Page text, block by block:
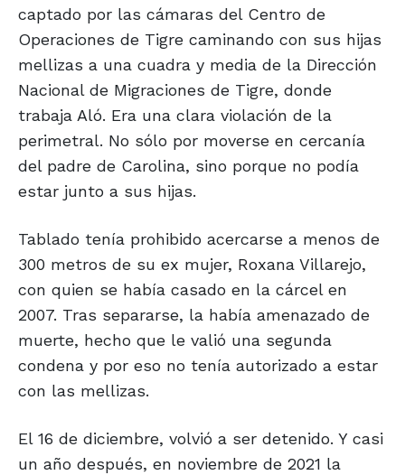
captado por las cámaras del Centro de
Operaciones de Tigre caminando con sus hijas
mellizas a una cuadra y media de la Dirección
Nacional de Migraciones de Tigre, donde
trabaja Aló. Era una clara violación de la
perimetral. No sólo por moverse en cercanía
del padre de Carolina, sino porque no podía
estar junto a sus hijas.
Tablado tenía prohibido acercarse a menos de
300 metros de su ex mujer, Roxana Villarejo,
con quien se había casado en la cárcel en
2007. Tras separarse, la había amenazado de
muerte, hecho que le valió una segunda
condena y por eso no tenía autorizado a estar
con las mellizas.
El 16 de diciembre, volvió a ser detenido. Y casi
un año después, en noviembre de 2021 la